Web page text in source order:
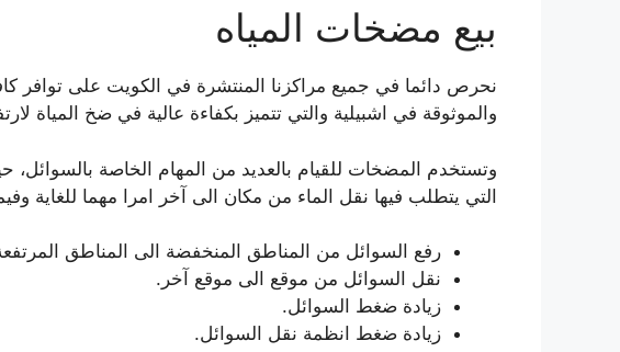
بيع مضخات المياه
نحرص دائما في جميع مراكزنا المنتشرة في الكويت على توافر
والموثوقة في اشبيلية والتي تتميز بكفاءة عالية في ضخ المياة
وتستخدم المضخات للقيام بالعديد من المهام الخاصة
التي يتطلب فيها نقل الماء من مكان الى آخر امرا مهما
رفع السوائل من المناطق المنخفضة الى المناطق
نقل السوائل من موقع الى موقع آخر.
زيادة ضغط السوائل.
زيادة ضغط انظمة نقل السوائل.